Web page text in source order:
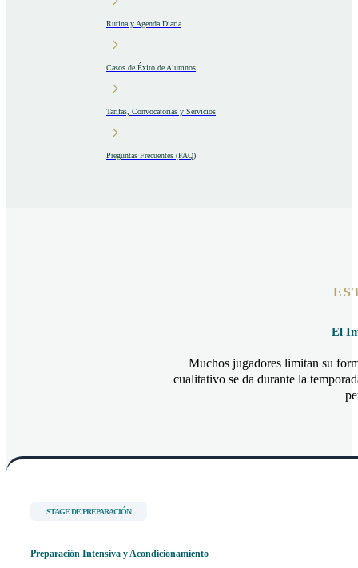
Rutina y Agenda Diaria
Casos de Éxito de Alumnos
Tarifas, Convocatorias y Servicios
Preguntas Frecuentes (FAQ)
El
Muchos jugadores limitan su
cualitativo se da durante la
STAGE DE PREPARACIÓN
Preparación Intensiva y Acondicionamiento